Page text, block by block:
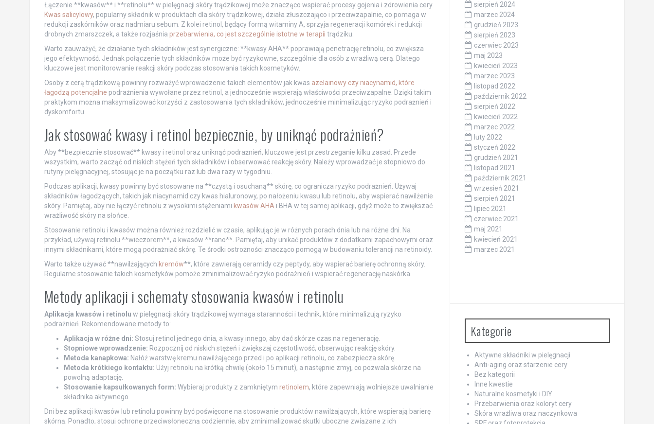
Łączenie **kwasów** i **retinolu** w pielęgnacji skóry trądzikowej może znacząco wspierać procesy gojenia i zdrowienia cery.
Kwas salicylowy, popularny składnik w produktach dla skóry trądzikowej, działa złuszczająco i przeciwzapalnie, co pomaga w
redukcji zaskórników oraz nadmiaru sebum. Z kolei retinol, będący formą witaminy A, sprzyja regeneracji komórek i redukcji
drobnych zmarszczek, a także rozjaśnia przebarwienia, co jest szczególnie istotne w terapii trądziku.
Warto zauważyć, że działanie tych składników jest synergiczne: **kwasy AHA** poprawiają penetrację retinolu, co zwiększa
jego efektywność. Jednak połączenie tych składników może być ryzykowne, szczególnie dla osób z wrażliwą cerą. Dlatego
kluczowe jest monitorowanie reakcji skóry podczas stosowania takich kosmetyków.
Osoby z cerą trądzikową powinny rozważyć wprowadzenie takich elementów jak kwas azelainowy czy niacynamid, które
łagodzą potencjalne podrażnienia wywołane przez retinol, a jednocześnie wspierają właściwości przeciwzapalne. Dzięki takim
praktykom można maksymalizować korzyści z zastosowania tych składników, jednocześnie minimalizując ryzyko podrażnień i
dyskomfortu.
Jak stosować kwasy i retinol bezpiecznie, by uniknąć podrażnień?
Aby **bezpiecznie stosować** kwasy i retinol oraz uniknąć podrażnień, kluczowe jest przestrzeganie kilku zasad. Przede
wszystkim, warto zacząć od niskich stężeń tych składników i obserwować reakcję skóry. Należy wprowadzać je stopniowo do
rutyny pielęgnacyjnej, stosując je na początku raz lub dwa razy w tygodniu.
Podczas aplikacji, kwasy powinny być stosowane na **czystą i osuchaną** skórę, co ogranicza ryzyko podrażnień. Używaj
składników łagodzących, takich jak niacynamid czy kwas hialuronowy, po nałożeniu kwasu lub retinolu, aby wspierać nawilżenie
skóry. Pamiętaj, aby nie łączyć retinolu z wysokimi stężeniami kwasów AHAi BHA w tej samej aplikacji, gdyż może to zwiększać
wrażliwość skóry na słońce.
Stosowanie retinolu i kwasów można również rozdzielić w czasie, aplikując je w różnych porach dnia lub na różne dni. Na
przykład, używaj retinolu **wieczorem**, a kwasów **rano**. Pamiętaj, aby unikać produktów z dodatkami zapachowymi oraz
innymi składnikami, które mogą podrażniać skórę. Te środki ostrożności znacząco pomogą w budowaniu tolerancji na retinoidy.
Warto także używać **nawilżających kremów**, które zawierają ceramidy czy peptydy, aby wspierać barierę ochronną skóry.
Regularne stosowanie takich kosmetyków pomoże zminimalizować ryzyko podrażnień i wspierać regenerację naskórka.
Metody aplikacji i schematy stosowania kwasów i retinolu
Aplikacja kwasów i retinolu w pielęgnacji skóry trądzikowej wymaga staranności i technik, które minimalizują ryzyko
podrażnień. Rekomendowane metody to:
Aplikacja w różne dni: Stosuj retinol jednego dnia, a kwasy innego, aby dać skórze czas na regenerację.
Stopniowe wprowadzenie: Rozpocznij od niskich stężeń i zwiększaj częstotliwość, obserwując reakcję skóry.
Metoda kanapkowa: Nałóż warstwę kremu nawilżającego przed i po aplikacji retinolu, co zabezpiecza skórę.
Metoda krótkiego kontaktu: Użyj retinolu na krótką chwilę (około 15 minut), a następnie zmyj, co pozwala skórze na
powolną adaptację.
Stosowanie kapsułkowanych form: Wybieraj produkty z zamkniętym retinolem, które zapewniają wolniejsze uwalnianie
składnika aktywnego.
Dni bez aplikacji kwasów lub retinolu powinny być poświęcone na stosowanie produktów nawilżających, które wspierają barierę
skórną. Ponadto, stosuj ochronę przeciwsłoneczną codziennie, aby zminimalizować skutki uboczne związane z ich
sierpień 2024
marzec 2024
grudzień 2023
sierpień 2023
czerwiec 2023
maj 2023
kwiecień 2023
marzec 2023
listopad 2022
październik 2022
sierpień 2022
kwiecień 2022
marzec 2022
luty 2022
styczeń 2022
grudzień 2021
listopad 2021
październik 2021
wrzesień 2021
sierpień 2021
lipiec 2021
czerwiec 2021
maj 2021
kwiecień 2021
marzec 2021
Kategorie
Aktywne składniki w pielęgnacji
Anti-aging oraz starzenie cery
Bez kategorii
Inne kwestie
Naturalne kosmetyki i DIY
Przebarwienia oraz koloryt cery
Skóra wrażliwa oraz naczynkowa